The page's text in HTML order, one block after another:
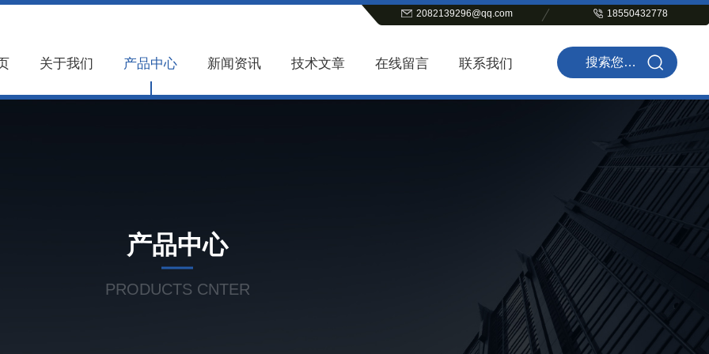
2082139296@qq.com 18550432778
关于我们 产品中心 新闻资讯 技术文章 在线留言 联系我们
产品中心
PRODUCTS CNTER